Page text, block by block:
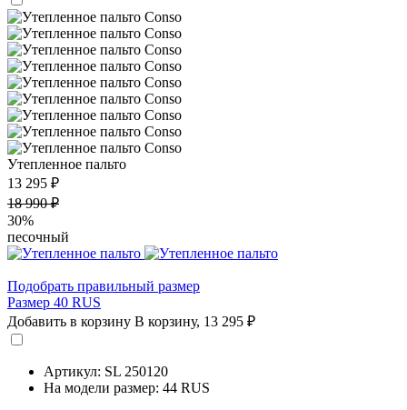
Утепленное пальто
13 295 ₽
18 990 ₽
30%
песочный
Подобрать правильный размер
Размер 40 RUS
Добавить в корзину В корзину, 13 295 ₽
Артикул: SL 250120
На модели размер: 44 RUS